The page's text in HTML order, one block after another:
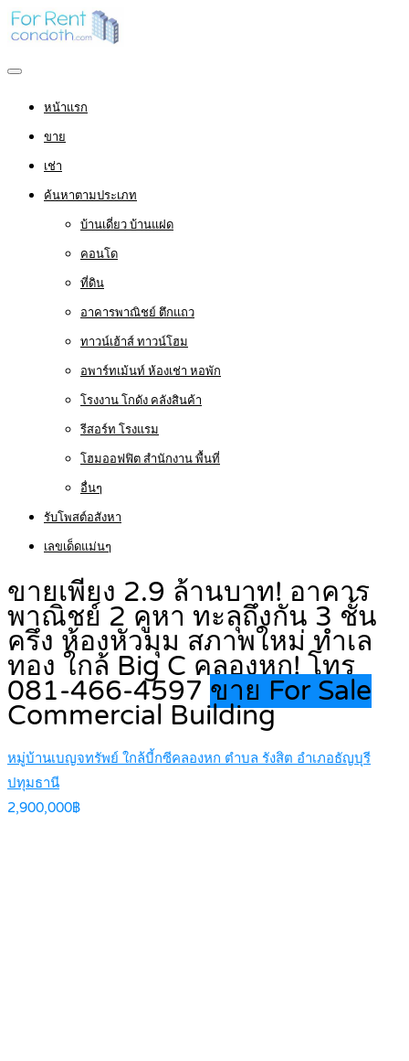
หน้าแรก
ขาย
เช่า
ค้นหาตามประเภท
บ้านเดี่ยว บ้านแฝด
คอนโด
ที่ดิน
อาคารพาณิชย์ ตึกแถว
ทาวน์เฮ้าส์ ทาวน์โฮม
อพาร์ทเม้นท์ ห้องเช่า หอพัก
โรงงาน โกดัง คลังสินค้า
รีสอร์ท โรงแรม
โฮมออฟฟิต สำนักงาน พื้นที่
อื่นๆ
รับโพสต์อสังหา
เลขเด็ดแม่นๆ
ขายเพียง 2.9 ล้านบาท! อาคาร
พาณิชย์ 2 คูหา ทะลุถึงกัน 3 ชั้น
ครึ่ง ห้องหัวมุม สภาพใหม่ ทำเล
ทอง ใกล้ Big C คลองหก! โทร
081-466-4597 ขาย For Sale
Commercial Building
หมู่บ้านเบญจทรัพย์ ใกล้บี้กซีคลองหก ตำบล รังสิต อำเภอธัญบุรี
ปทุมธานี
2,900,000฿